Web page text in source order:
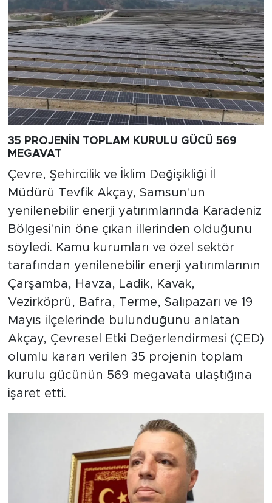
35 PROJENİN TOPLAM KURULU GÜCÜ 569
MEGAVAT
Çevre, Şehircilik ve İklim Değişikliği İl
Müdürü Tevfik Akçay, Samsun'un
yenilenebilir enerji yatırımlarında Karadeniz
Bölgesi'nin öne çıkan illerinden olduğunu
söyledi. Kamu kurumları ve özel sektör
tarafından yenilenebilir enerji yatırımlarının
Çarşamba, Havza, Ladik, Kavak,
Vezirköprü, Bafra, Terme, Salıpazarı ve 19
Mayıs ilçelerinde bulunduğunu anlatan
Akçay, Çevresel Etki Değerlendirmesi (ÇED)
olumlu kararı verilen 35 projenin toplam
kurulu gücünün 569 megavata ulaştığına
işaret etti.